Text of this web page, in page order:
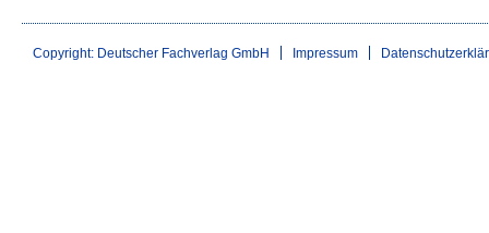
Copyright: Deutscher Fachverlag GmbH Impressum